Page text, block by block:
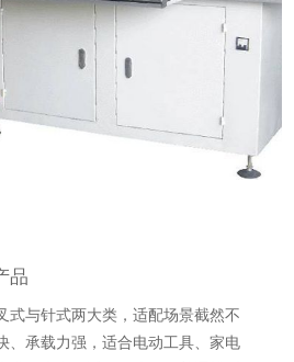
品
式与针式两大类，适配场景截然不
、承载力强，适合电动工具、家电